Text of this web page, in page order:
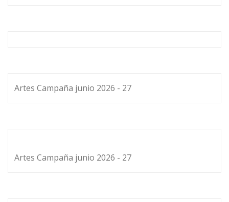
Artes Campaña junio 2026 - 27
Artes Campaña junio 2026 - 27